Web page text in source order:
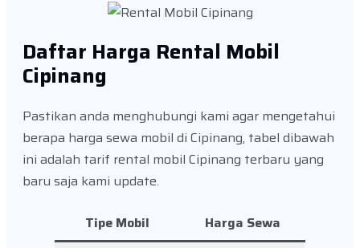
Daftar Harga Rental Mobil
Cipinang
Pastikan anda menghubungi kami agar mengetahui
berapa harga sewa mobil di Cipinang, tabel dibawah
ini adalah tarif rental mobil Cipinang terbaru yang
baru saja kami update.
Tipe Mobil
Harga Sewa